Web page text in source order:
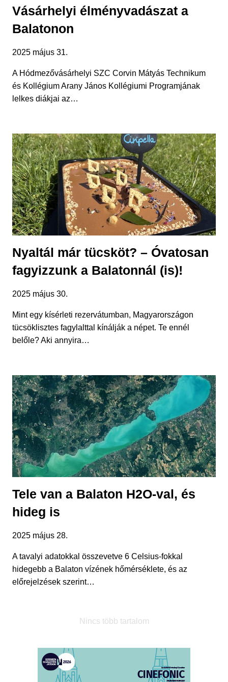
Vásárhelyi élményvadászat a
Balatonon
2025 május 31.
A Hódmezővásárhelyi SZC Corvin Mátyás Technikum
és Kollégium Arany János Kollégiumi Programjának
lelkes diákjai az…
Nyaltál már tücsköt? – Óvatosan
fagyizzunk a Balatonnál (is)!
2025 május 30.
Mint egy kísérleti rezervátumban, Magyarországon
tücsöklisztes fagylalttal kínálják a népet. Te ennél
belőle? Aki annyira…
Tele van a Balaton H2O-val, és
hideg is
2025 május 28.
A tavalyi adatokkal összevetve 6 Celsius-fokkal
hidegebb a Balaton vízének hőmérséklete, és az
előrejelzések szerint…
Nincs több tartalom